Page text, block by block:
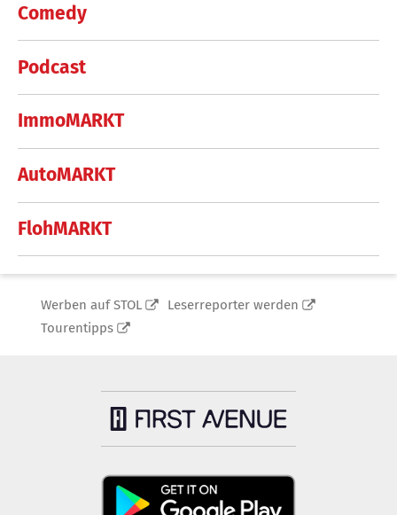
Comedy
Podcast
ImmoMARKT
AutoMARKT
FlohMARKT
Werben auf STOL
Leserreporter werden
Tourentipps